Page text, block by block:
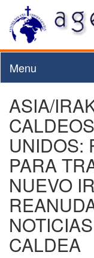
Menu
ASIA/
UNIDOS:
PARA
NUEVO
CALDEA